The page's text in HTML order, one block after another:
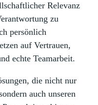
Relevanz
zu
persönlich
auf Vertrauen,
echte Teamarbeit.
die nicht nur
auch unseren